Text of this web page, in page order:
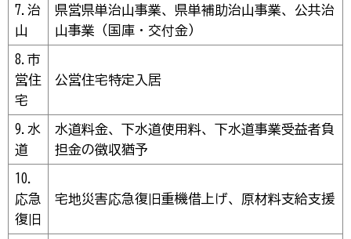
7.治
山
県営県単治山事業、県単補助治山事業、公共治
山事業（国庫・交付金）
8.市
営住
宅
公営住宅特定入居
9.水
道
水道料金、下水道使用料、下水道事業受益者負
担金の徴収猶予
10.
応急
復旧
宅地災害応急復旧重機借上げ、原材料支給支援